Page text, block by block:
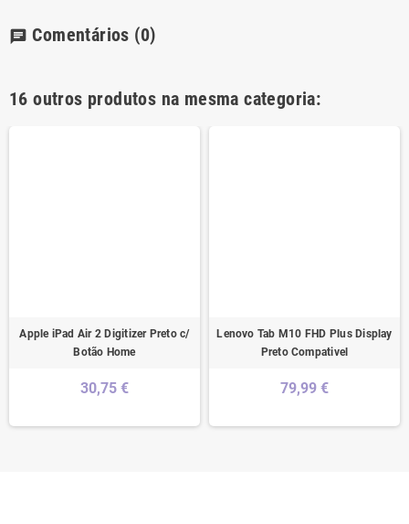
chat Comentários (0)
16 outros produtos na mesma categoria:
Apple iPad Air 2 Digitizer Preto c/
Botão Home
30,75 €
Lenovo Tab M10 FHD Plus Display
Preto Compativel
79,99 €